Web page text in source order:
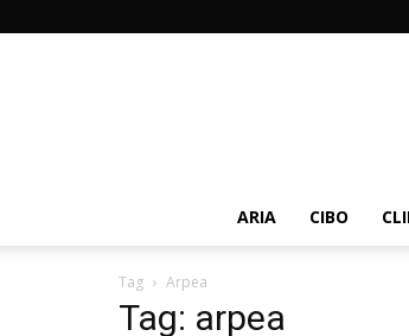
ARIA CIBO
Tag Arpea
Tag: arpea